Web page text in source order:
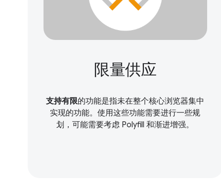
限量供应
支持有限的功能是指未在整个核心浏览器集中
实现的功能。使用这些功能需要进行一些规
划，可能需要考虑 Polyfill 和渐进增强。